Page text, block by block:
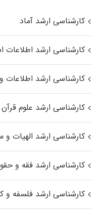
کارشناسی ارشد آماد
کارشناسی ارشد اطلاعات
کارشناسی ارشد
کارشناسی ارشد علوم
کارشناسی ارشد
کارشناسی ارشد فقه و
کارشناسی ارشد فلسفه و